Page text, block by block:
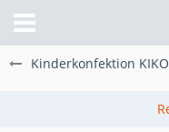
Kinderkonfektion KIKO